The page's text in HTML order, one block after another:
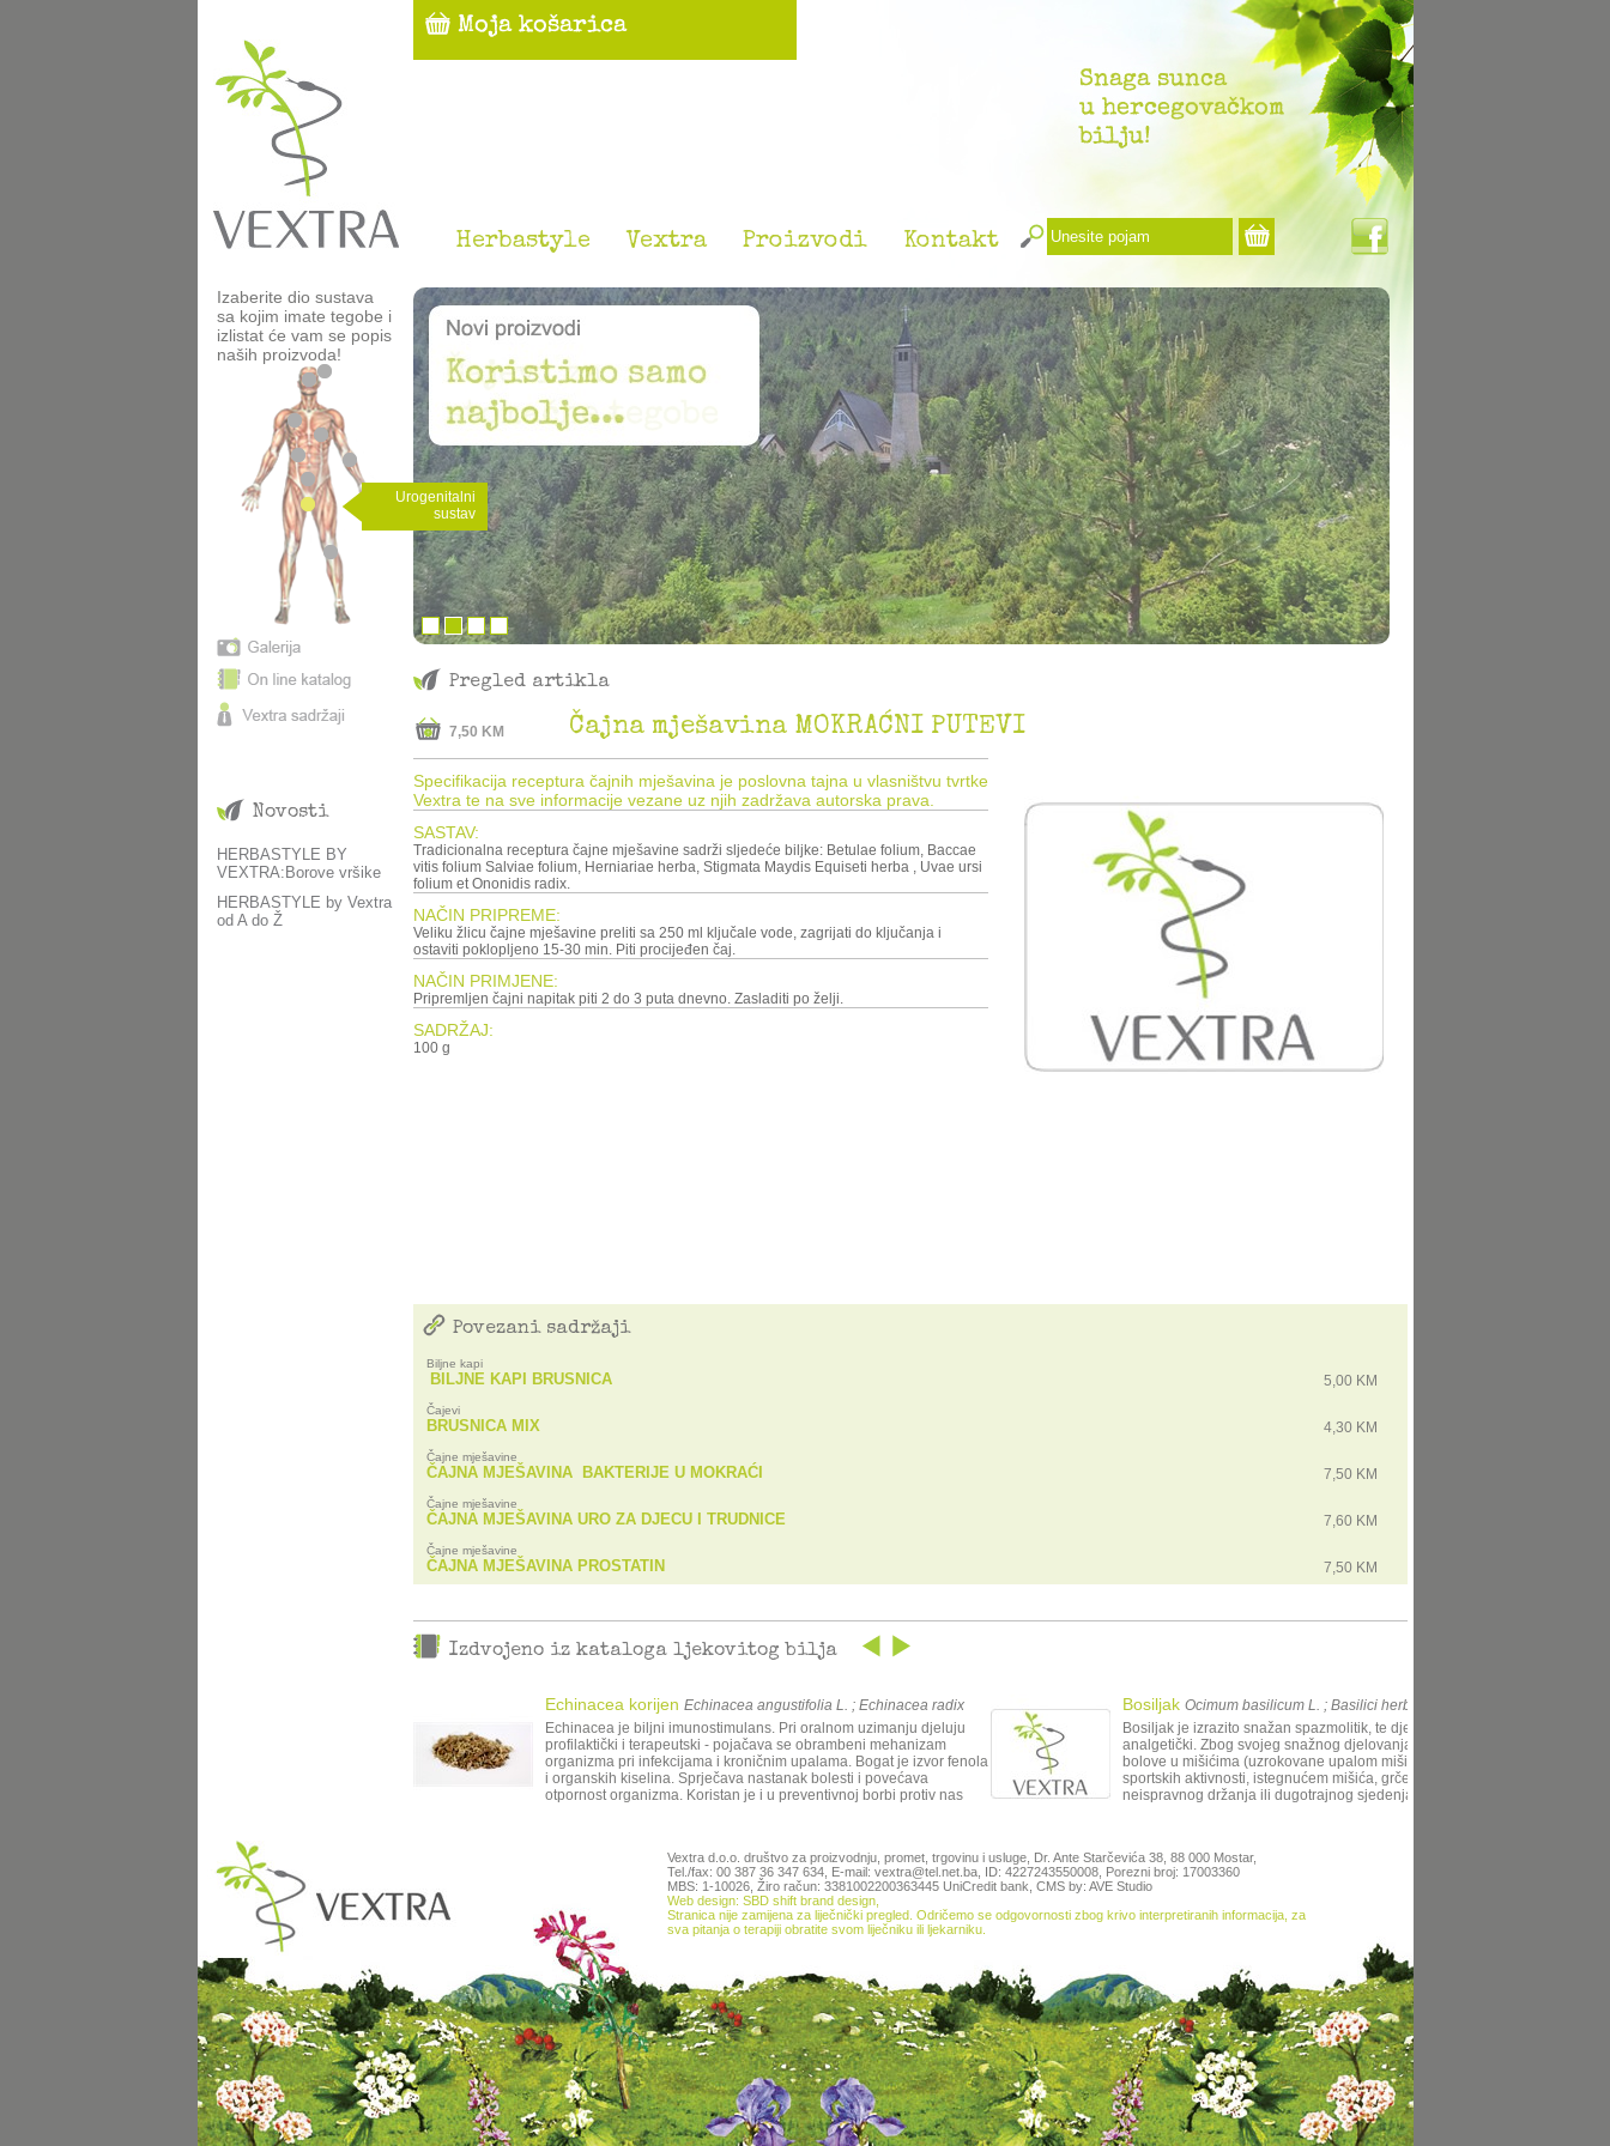
Herbastyle Vextra Proizvodi Kontakt
Izaberite dio sustava
sa kojim imate tegobe i
izlistat će vam se popis
naših proizvoda!
Urogenitalni
sustav
Novosti
HERBASTYLE BY
VEXTRA:Borove vršike
HERBASTYLE by Vextra
od A do Ž
Pregled artikla
7,50 KM Čajna mješavina MOKRAĆNI PUTEVI
Specifikacija receptura čajnih mješavina je poslovna tajna u vlasništvu tvrtke
Vextra te na sve informacije vezane uz njih zadržava autorska prava.
SASTAV:
Tradicionalna receptura čajne mješavine sadrži sljedeće biljke: Betulae folium, Baccae
vitis folium Salviae folium, Herniariae herba, Stigmata Maydis Equiseti herba , Uvae ursi
folium et Ononidis radix.
NAČIN PRIPREME:
Veliku žlicu čajne mješavine preliti sa 250 ml ključale vode, zagrijati do ključanja i
ostaviti poklopljeno 15-30 min. Piti procijeđen čaj.
NAČIN PRIMJENE:
Pripremljen čajni napitak piti 2 do 3 puta dnevno. Zasladiti po želji.
SADRŽAJ:
100 g
Povezani sadržaji
Biljne kapi
BILJNE KAPI BRUSNICA 5,00 KM
Čajevi
BRUSNICA MIX 4,30 KM
Čajne mješavine
ČAJNA MJEŠAVINA BAKTERIJE U MOKRAĆI 7,50 KM
Čajne mješavine
ČAJNA MJEŠAVINA URO ZA DJECU I TRUDNICE 7,60 KM
Čajne mješavine
ČAJNA MJEŠAVINA PROSTATIN 7,50 KM
Izdvojeno iz kataloga ljekovitog bilja
Echinacea korijen Echinacea angustifolia L. ; Echinacea radix
Echinacea je biljni imunostimulans. Pri oralnom uzimanju djeluju
profilaktički i terapeutski - pojačava se obrambeni mehanizam
organizma pri infekcijama i kroničnim upalama. Bogat je izvor fenola
i organskih kiselina. Sprječava nastanak bolesti i povećava
otpornost organizma. Koristan je i u preventivnoj borbi protiv nas
Bosiljak Ocimum basilicum L. ; Basilici herba
Bosiljak je izrazito snažan spazmolitik, te djeluje protuupalno i
analgetički. Zbog svojeg snažnog djelovanja, može ga se koristiti za
bolove u mišićima (uzrokovane upalom mišića nakon pretjeranih
sportskih aktivnosti, istegnućem mišića, grčeva mišića zbog
neispravnog držanja ili dugotrajnog sjedenja), kod glavobolja i m
Vextra d.o.o. društvo za proizvodnju, promet, trgovinu i usluge, Dr. Ante Starčevića 38, 88 000 Mostar,
Tel./fax: 00 387 36 347 634, E-mail: vextra@tel.net.ba, ID: 4227243550008, Porezni broj: 17003360
MBS: 1-10026, Žiro račun: 3381002200363445 UniCredit bank, CMS by: AVE Studio
Web design: SBD shift brand design,
Stranica nije zamijena za liječnički pregled. Odričemo se odgovornosti zbog krivo interpretiranih informacija, za
sva pitanja o terapiji obratite svom liječniku ili ljekarniku.